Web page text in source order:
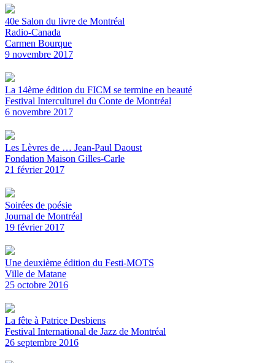
40e Salon du livre de Montréal
Radio-Canada
Carmen Bourque
9 novembre 2017
La 14ème édition du FICM se termine en beauté
Festival Interculturel du Conte de Montréal
6 novembre 2017
Les Lèvres de … Jean-Paul Daoust
Fondation Maison Gilles-Carle
21 février 2017
Soirées de poésie
Journal de Montréal
19 février 2017
Une deuxième édition du Festi-MOTS
Ville de Matane
25 octobre 2016
La fête à Patrice Desbiens
Festival International de Jazz de Montréal
26 septembre 2016